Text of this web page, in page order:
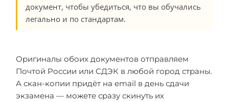
документ, чтобы убедиться, что вы обучались
легально и по стандартам.
Оригиналы обоих документов отправляем
Почтой России или СДЭК в любой город страны.
А скан-копии придёт на email в день сдачи
экзамена — можете сразу скинуть их